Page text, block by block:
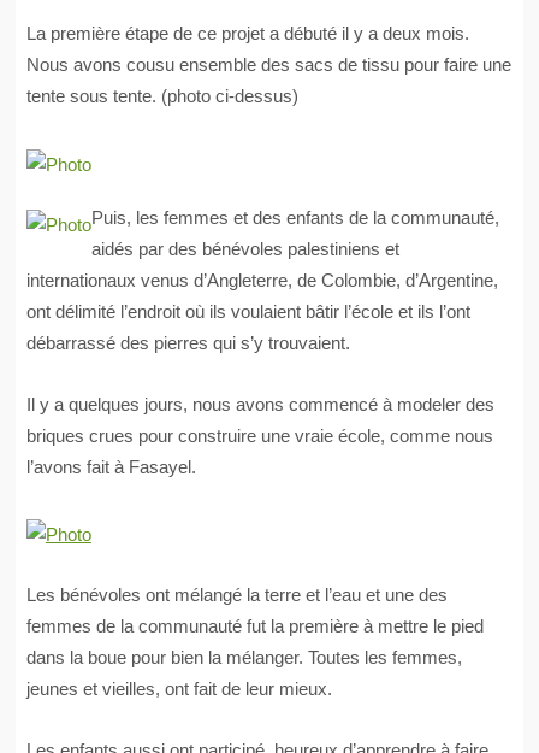
La première étape de ce projet a débuté il y a deux mois.
Nous avons cousu ensemble des sacs de tissu pour faire une
tente sous tente. (photo ci-dessus)
Puis, les femmes et des enfants de la communauté,
aidés par des bénévoles palestiniens et
internationaux venus d’Angleterre, de Colombie, d’Argentine,
ont délimité l’endroit où ils voulaient bâtir l’école et ils l’ont
débarrassé des pierres qui s’y trouvaient.
Il y a quelques jours, nous avons commencé à modeler des
briques crues pour construire une vraie école, comme nous
l’avons fait à Fasayel.
Les bénévoles ont mélangé la terre et l’eau et une des
femmes de la communauté fut la première à mettre le pied
dans la boue pour bien la mélanger. Toutes les femmes,
jeunes et vieilles, ont fait de leur mieux.